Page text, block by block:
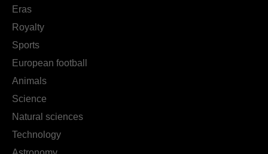
Eras
Royalty
Sports
European football
Animals
Science
Natural sciences
Technology